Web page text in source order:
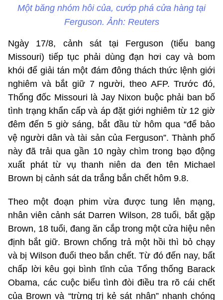
Một băng nhóm hôi của, cướp phá cửa hàng tại
Ferguson. Ảnh: Reuters
Ngày 17/8, cảnh sát tại Ferguson (tiểu bang
Missouri) tiếp tục phải dùng đạn hơi cay và bom
khói để giải tán một đám đông thách thức lệnh giới
nghiêm và bắt giữ 7 người, theo AFP. Trước đó,
Thống đốc Missouri là Jay Nixon buộc phải ban bố
tình trạng khẩn cấp và áp đặt giới nghiêm từ 12 giờ
đêm đến 5 giờ sáng, bắt đầu từ hôm qua “để bảo
vệ người dân và tài sản của Ferguson”. Thành phố
này đã trải qua gần 10 ngày chìm trong bạo động
xuất phát từ vụ thanh niên da đen tên Michael
Brown bị cảnh sát da trắng bắn chết hôm 9.8.
Theo một đoạn phim vừa được tung lên mạng,
nhân viên cảnh sát Darren Wilson, 28 tuổi, bắt gặp
Brown, 18 tuổi, đang ăn cắp trong một cửa hiệu nên
định bắt giữ. Brown chống trả một hồi thì bỏ chạy
và bị Wilson đuổi theo bắn chết. Từ đó đến nay, bất
chấp lời kêu gọi bình tĩnh của Tổng thống Barack
Obama, các cuộc biểu tình đòi điều tra rõ cái chết
của Brown và “trừng trị kẻ sát nhân” nhanh chóng